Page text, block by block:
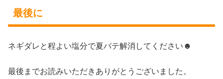
最後に
ネギダレと程よい塩分で夏バテ解消してください☻
最後までお読みいただきありがとうございました。